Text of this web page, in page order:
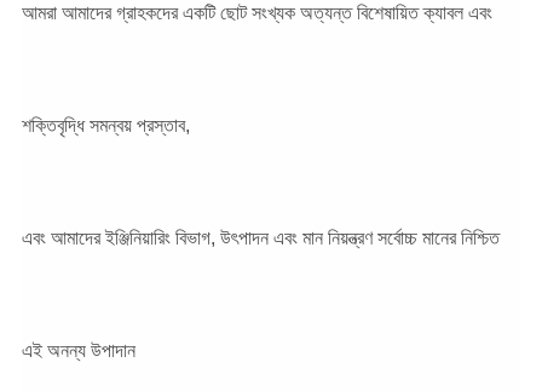
আমরা আমাদের গ্রাহকদের একটি ছোট সংখ্যক অত্যন্ত বিশেষায়িত ক্যাবল এবং
শক্তিবৃদ্ধি সমন্বয় প্রস্তাব,
এবং আমাদের ইঞ্জিনিয়ারিং বিভাগ, উৎপাদন এবং মান নিয়ন্ত্রণ সর্বোচ্চ মানের নিশ্চিত
এই অনন্য উপাদান